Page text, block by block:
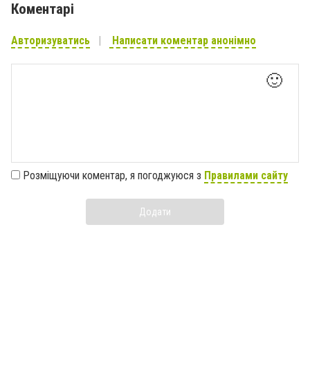
Коментарі
Авторизуватись Написати коментар анонімно
🙂
Розміщуючи коментар, я погоджуюся з Правилами сайту
Додати